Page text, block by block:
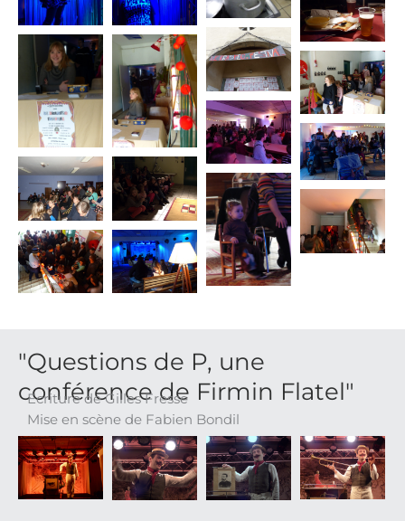
"Questions de P, une
conférence de Firmin Flatel"
Ecriture de Gilles Fresse
Mise en scène de Fabien Bondil